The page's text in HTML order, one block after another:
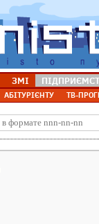
ЗМІ
АБІТУРІЄНТУ ТВ-